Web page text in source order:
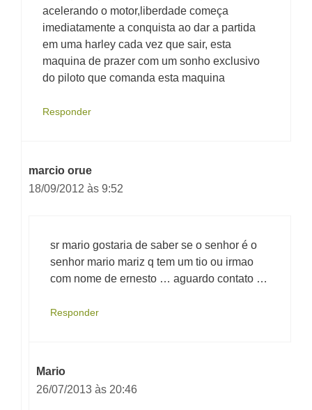
acelerando o motor,liberdade começa
imediatamente a conquista ao dar a partida
em uma harley cada vez que sair, esta
maquina de prazer com um sonho exclusivo
do piloto que comanda esta maquina
Responder
marcio orue
18/09/2012 às 9:52
sr mario gostaria de saber se o senhor é o
senhor mario mariz q tem um tio ou irmao
com nome de ernesto … aguardo contato …
Responder
Mario
26/07/2013 às 20:46